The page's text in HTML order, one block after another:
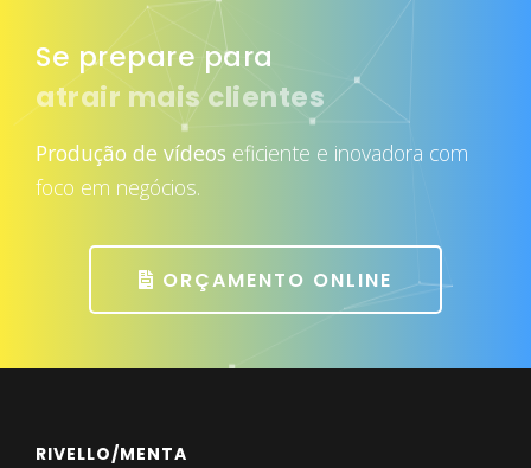
Se prepare para
atrair mais clientes
Produção de vídeos eficiente e inovadora com
foco em negócios.
ORÇAMENTO ONLINE
RIVELLO/MENTA